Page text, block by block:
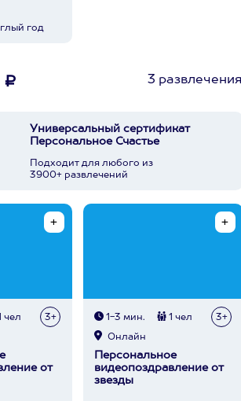
год
₽ 3
Универсальный сертификат
Персональное Счастье
Подходит для любого из
3900+ развлечений
чел 3+
от
1-3 мин. 1 чел 3+
Онлайн
Персональное
видеопоздравление от
звезды